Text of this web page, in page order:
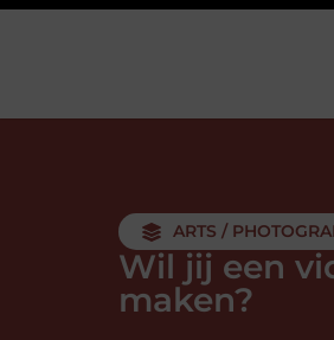
ARTS /
Wil jij een
maken?